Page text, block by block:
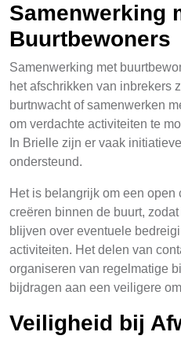
Samenwerking
Buurtbewoners
Samenwerking met
het afschrikken van inbrekers
burtnwacht of samenwerken
om verdachte activiteiten te
In Brielle zijn er vaak
ondersteund.
Het is belangrijk om een
creëren binnen de buurt,
blijven over eventuele
activiteiten. Het delen van
organiseren van regelmatige
bijdragen aan een veiligere
Veiligheid bij